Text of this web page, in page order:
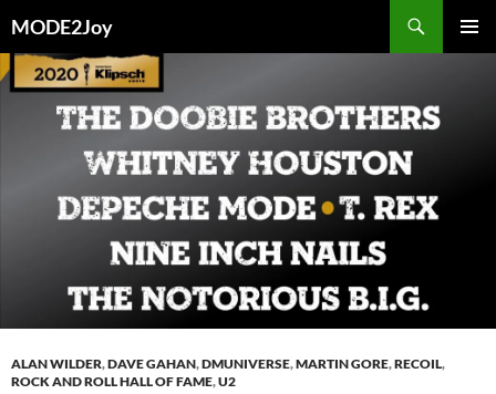
do
treści
MODE2Joy
ALAN WILDER,DAVE GAHAN,DMUNIVERSE,MARTIN GORE,RECOIL,
ROCK AND ROLL HALL OF FAME,U2